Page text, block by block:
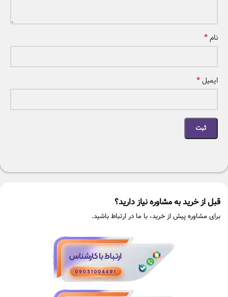
نام*
ایمیل*
قبل از خرید به مشاوره نیاز دارید؟
برای مشاوره پیش از خرید، با ما در ارتباط باشید.